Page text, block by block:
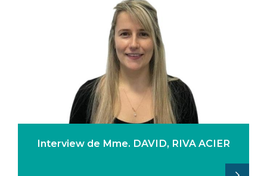
Interview de Mme. DAVID, RIVA ACIER